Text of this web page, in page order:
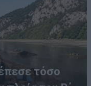
τόσο